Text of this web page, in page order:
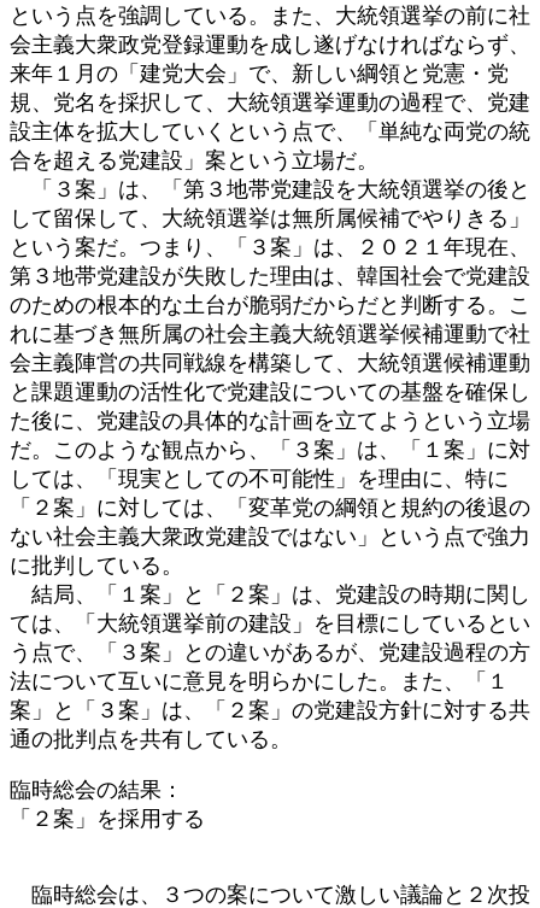
という点を強調している。また、大統領選挙の前に社
会主義大衆政党登録運動を成し遂げなければならず、
来年１月の「建党大会」で、新しい綱領と党憲・党
規、党名を採択して、大統領選挙運動の過程で、党建
設主体を拡大していくという点で、「単純な両党の統
合を超える党建設」案という立場だ。
「３案」は、「第３地帯党建設を大統領選挙の後と
して留保して、大統領選挙は無所属候補でやりきる」
という案だ。つまり、「３案」は、２０２１年現在、
第３地帯党建設が失敗した理由は、韓国社会で党建設
のための根本的な土台が脆弱だからだと判断する。こ
れに基づき無所属の社会主義大統領選挙候補運動で社
会主義陣営の共同戦線を構築して、大統領選候補運動
と課題運動の活性化で党建設についての基盤を確保し
た後に、党建設の具体的な計画を立てようという立場
だ。このような観点から、「３案」は、「１案」に対
しては、「現実としての不可能性」を理由に、特に
「２案」に対しては、「変革党の綱領と規約の後退の
ない社会主義大衆政党建設ではない」という点で強力
に批判している。
結局、「１案」と「２案」は、党建設の時期に関し
ては、「大統領選挙前の建設」を目標にしているとい
う点で、「３案」との違いがあるが、党建設過程の方
法について互いに意見を明らかにした。また、「１
案」と「３案」は、「２案」の党建設方針に対する共
通の批判点を共有している。
臨時総会の結果：
「２案」を採用する
臨時総会は、３つの案について激しい議論と２次投